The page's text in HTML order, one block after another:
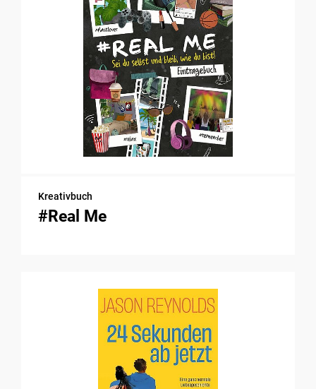
Kreativbuch
#Real Me